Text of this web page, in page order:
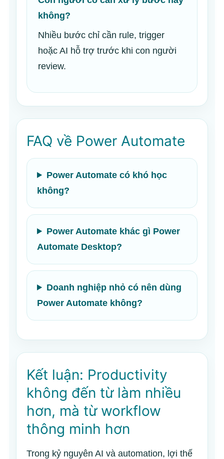
không?
Nhiều bước chỉ cần rule, trigger
hoặc AI hỗ trợ trước khi con người
review.
FAQ về Power Automate
Power Automate có khó học
không?
Power Automate khác gì Power
Automate Desktop?
Doanh nghiệp nhỏ có nên dùng
Power Automate không?
Kết luận: Productivity
không đến từ làm nhiều
hơn, mà từ workflow
thông minh hơn
Trong kỷ nguyên AI và automation, lợi thế